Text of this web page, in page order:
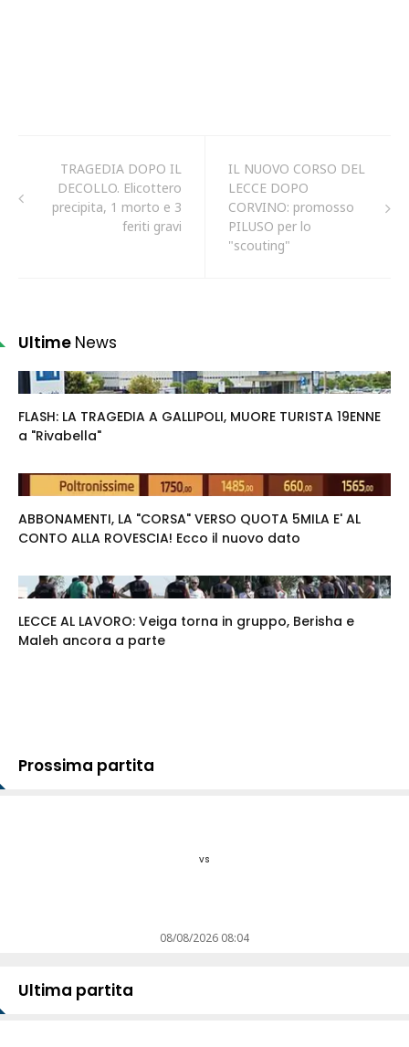
TRAGEDIA DOPO IL
DECOLLO. Elicottero
precipita, 1 morto e 3
feriti gravi
IL NUOVO CORSO DEL
LECCE DOPO
CORVINO: promosso
PILUSO per lo
"scouting"
Ultime News
FLASH: LA TRAGEDIA A GALLIPOLI, MUORE TURISTA 19ENNE
a "Rivabella"
ABBONAMENTI, LA "CORSA" VERSO QUOTA 5MILA E' AL
CONTO ALLA ROVESCIA! Ecco il nuovo dato
LECCE AL LAVORO: Veiga torna in gruppo, Berisha e
Maleh ancora a parte
Prossima partita
vs
08/08/2026 08:04
Ultima partita